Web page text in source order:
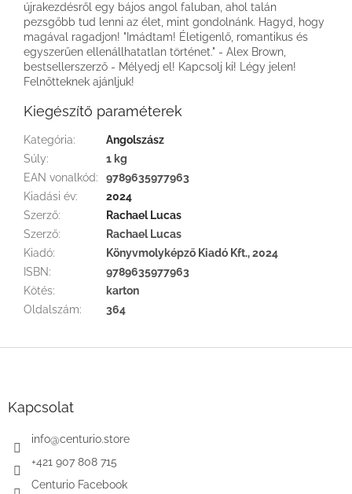
újrakezdésről egy bájos angol faluban, ahol talán
pezsgőbb tud lenni az élet, mint gondolnánk. Hagyd, hogy
magával ragadjon! "Imádtam! Életigenlő, romantikus és
egyszerűen ellenállhatatlan történet." - Alex Brown,
bestsellerszerző - Mélyedj el! Kapcsolj ki! Légy jelen!
Felnőtteknek ajánljuk!
Kiegészítő paraméterek
Kategória:
Angolszász
Súly:
1 kg
EAN vonalkód:
9789635977963
Kiadási év:
2024
Szerző:
Rachael Lucas
Szerző:
Rachael Lucas
Kiadó:
Könyvmolyképző Kiadó Kft., 2024
ISBN:
9789635977963
Kötés:
karton
Oldalszám: 364
Kapcsolat
info@centurio.store
+421 907 808 715
Centurio Facebook